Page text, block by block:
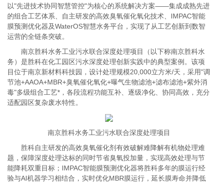
以"先进技术协同智慧管控"为核心的系统解决方案——集成成熟先进
的组合工艺体系、自主研发的高效臭氧催化氧化技术、IMPAC智能
膜预测优化器及WaterOS智慧水务平台，实现了从工艺创新到数智
运营的全链条突破。
南京胜科水务工业污水联合深度处理项目（以下称南京胜科水
务）是胜科在化工园区污水深度处理创新实践中的典型案例。该项
目位于南京新材料科技园，设计处理规模20,000立方米/天，采用"调
节池+AAOA+MBR+臭氧催化氧化+曝气生物滤池+滤布滤池+紫外消
毒"多级组合工艺*，各段流程功能互补、逐级净化、协同高效，充分
适配园区复杂废水特性。
南京胜科水务工业污水联合深度处理项目
胜科自主研发的高效臭氧催化剂有效破解难降解有机物处理难
题，保障深度处理达标的同时节省臭氧投加量，实现高效处理与节
能降耗双重目标；IMPAC智能膜预测优化器将胜科多年的膜运行经
验与AI机器学习相结合，实时优化MBR膜运行，延长膜寿命并降低